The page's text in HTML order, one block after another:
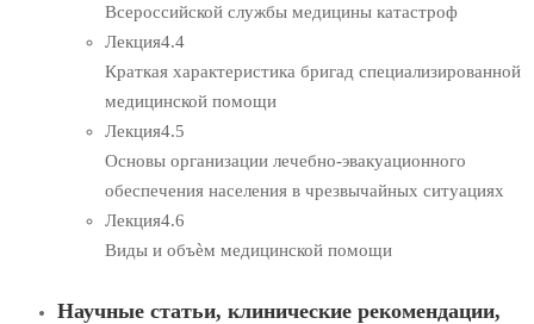
Всероссийской службы медицины катастроф
Лекция4.4
Краткая характеристика бригад специализированной
медицинской помощи
Лекция4.5
Основы организации лечебно-эвакуационного
обеспечения населения в чрезвычайных ситуациях
Лекция4.6
Виды и объѐм медицинской помощи
Научные статьи, клинические рекомендации,